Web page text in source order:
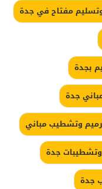
مفتاح في جدة
بجدة
جدة
وتشطيب مباني
جدة
جدة